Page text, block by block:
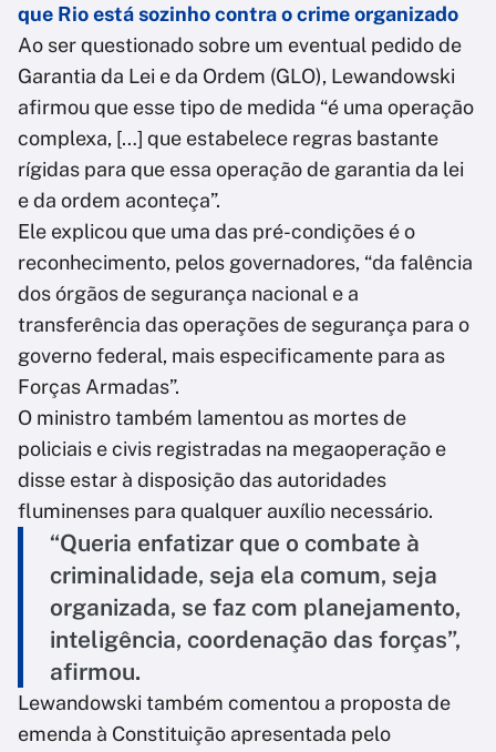
que Rio está sozinho contra o crime organizado
Ao ser questionado sobre um eventual pedido de
Garantia da Lei e da Ordem (GLO), Lewandowski
afirmou que esse tipo de medida “é uma operação
complexa, […] que estabelece regras bastante
rígidas para que essa operação de garantia da lei
e da ordem aconteça”.
Ele explicou que uma das pré-condições é o
reconhecimento, pelos governadores, “da falência
dos órgãos de segurança nacional e a
transferência das operações de segurança para o
governo federal, mais especificamente para as
Forças Armadas”.
O ministro também lamentou as mortes de
policiais e civis registradas na megaoperação e
disse estar à disposição das autoridades
fluminenses para qualquer auxílio necessário.
“Queria enfatizar que o combate à
criminalidade, seja ela comum, seja
organizada, se faz com planejamento,
inteligência, coordenação das forças”,
afirmou.
Lewandowski também comentou a proposta de
emenda à Constituição apresentada pelo